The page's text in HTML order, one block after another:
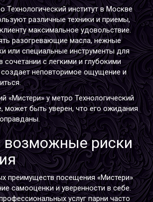
Технологический институт в Москве
различные техники и приемы,
максимальное удовольствие.
разогревающие масла, нежные
или специальные инструменты для
сочетании с легкими и глубокими
неповторимое ощущение и
«Мистери» у метро Технологический
может быть уверен, что его ожидания
возможные риски
преимуществ посещения «Мистери»
самооценки и уверенности в себе.
услуг парни часто